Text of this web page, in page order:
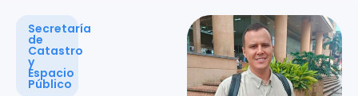
Secretaría
de
Catastro
y
Espacio
Público